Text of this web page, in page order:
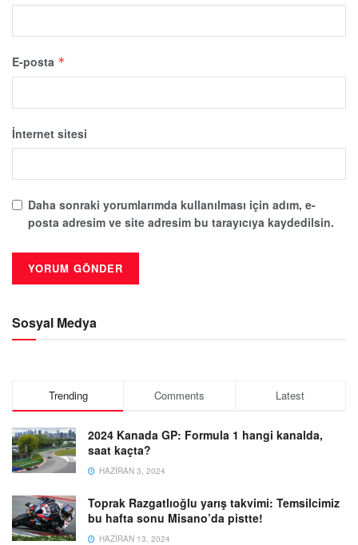
E-posta *
İnternet sitesi
Daha sonraki yorumlarımda kullanılması için adım, e-
posta adresim ve site adresim bu tarayıcıya kaydedilsin.
Sosyal Medya
Trending Comments Latest
2024 Kanada GP: Formula 1 hangi kanalda,
saat kaçta?
HAZIRAN 3, 2024
Toprak Razgatlıoğlu yarış takvimi: Temsilcimiz
bu hafta sonu Misano’da pistte!
HAZIRAN 13, 2024